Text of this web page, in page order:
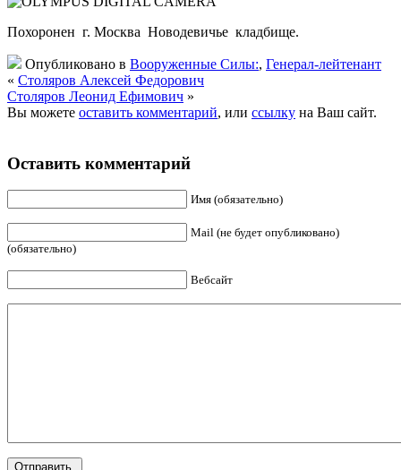
Похоронен г. Москва Новодевичье кладбище.
Опубликовано в Вооруженные Силы:, Генерал-лейтенант
« Столяров Алексей Федорович
Столяров Леонид Ефимович »
Вы можете оставить комментарий, или ссылку на Ваш сайт.
Оставить комментарий
Имя (обязательно)
Mail (не будет опубликовано)
(обязательно)
Вебсайт